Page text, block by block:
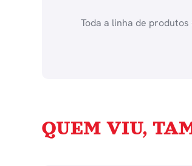
Toda a linha de produtos
QUEM VIU,